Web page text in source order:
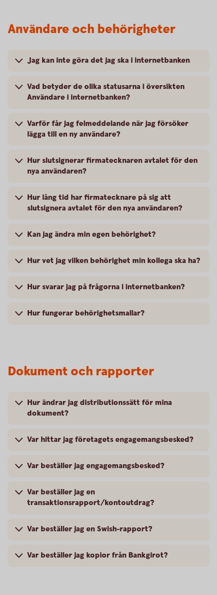
Användare och behörigheter
Jag kan inte göra det jag ska i internetbanken
Vad betyder de olika statusarna i översikten
Användare i internetbanken?
Varför får jag felmeddelande när jag försöker
lägga till en ny användare?
Hur slutsignerar firmatecknaren avtalet för den
nya användaren?
Hur lång tid har firmatecknare på sig att
slutsignera avtalet för den nya användaren?
Kan jag ändra min egen behörighet?
Hur vet jag vilken behörighet min kollega ska ha?
Hur svarar jag på frågorna i internetbanken?
Hur fungerar behörighetsmallar?
Dokument och rapporter
Hur ändrar jag distributionssätt för mina
dokument?
Var hittar jag företagets engagemangsbesked?
Var beställer jag engagemangsbesked?
Var beställer jag en
transaktionsrapport/kontoutdrag?
Var beställer jag en Swish-rapport?
Var beställer jag kopior från Bankgirot?